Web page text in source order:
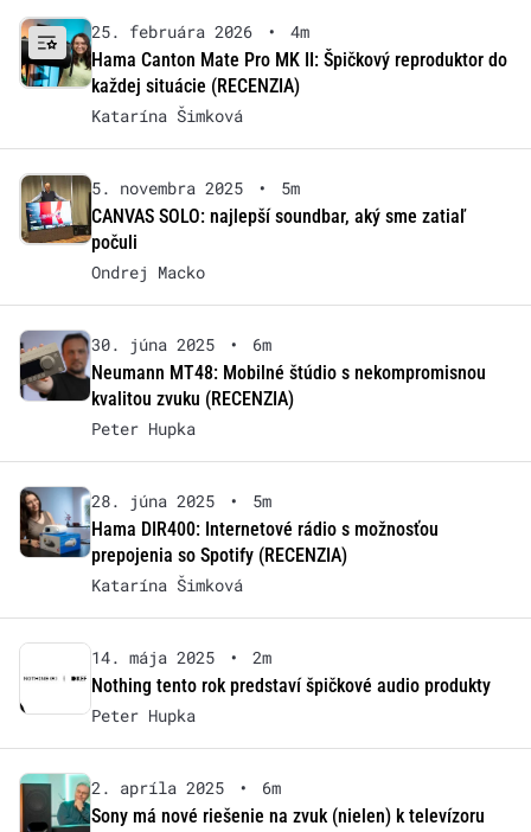
25. februára 2026 •
4m
Hama Canton Mate Pro MK II: Špičkový reproduktor do
každej situácie (RECENZIA)
Katarína Šimková
5. novembra 2025 •
5m
CANVAS SOLO: najlepší soundbar, aký sme zatiaľ
počuli
Ondrej Macko
30. júna 2025 •
6m
Neumann MT48: Mobilné štúdio s nekompromisnou
kvalitou zvuku (RECENZIA)
Peter Hupka
28. júna 2025 •
5m
Hama DIR400: Internetové rádio s možnosťou
prepojenia so Spotify (RECENZIA)
Katarína Šimková
14. mája 2025 •
2m
Nothing tento rok predstaví špičkové audio produkty
Peter Hupka
2. apríla 2025 •
6m
Sony má nové riešenie na zvuk (nielen) k televízoru